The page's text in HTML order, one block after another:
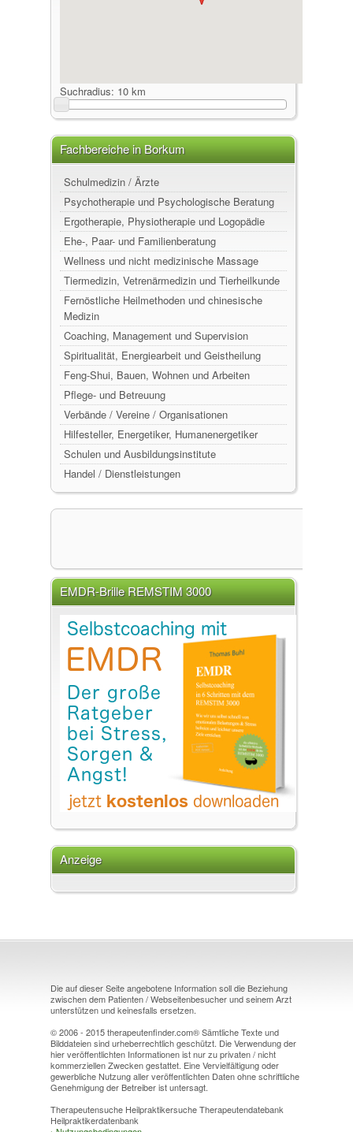
Suchradius: 10 km
Fachbereiche in Borkum
Schulmedizin / Ärzte
Psychotherapie und Psychologische Beratung
Ergotherapie, Physiotherapie und Logopädie
Ehe-, Paar- und Familienberatung
Wellness und nicht medizinische Massage
Tiermedizin, Vetrenärmedizin und Tierheilkunde
Fernöstliche Heilmethoden und chinesische
Medizin
Coaching, Management und Supervision
Spiritualität, Energiearbeit und Geistheilung
Feng-Shui, Bauen, Wohnen und Arbeiten
Pflege- und Betreuung
Verbände / Vereine / Organisationen
Hilfesteller, Energetiker, Humanenergetiker
Schulen und Ausbildungsinstitute
Handel / Dienstleistungen
EMDR-Brille REMSTIM 3000
Anzeige
Die auf dieser Seite angebotene Information soll die Beziehung
zwischen dem Patienten / Webseitenbesucher und seinem Arzt
unterstützen und keinesfalls ersetzen.
© 2006 - 2015 therapeutenfinder.com® Sämtliche Texte und
Bilddateien sind urheberrechtlich geschützt. Die Verwendung der
hier veröffentlichten Informationen ist nur zu privaten / nicht
kommerziellen Zwecken gestattet. Eine Vervielfältigung oder
gewerbliche Nutzung aller veröffentlichten Daten ohne schriftliche
Genehmigung der Betreiber ist untersagt.
Therapeutensuche Heilpraktikersuche Therapeutendatebank
Heilpraktikerdatenbank